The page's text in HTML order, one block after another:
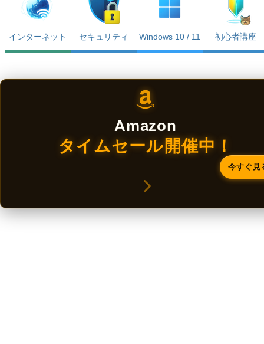
インターネット セキュリティ Windows 10 / 11 初心者講座
Amazon
タイムセール開催中！
今すぐ見